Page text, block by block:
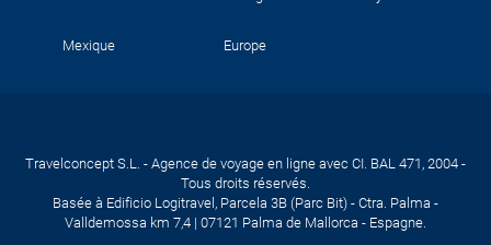
Mexique Europe
Travelconcept S.L. - Agence de voyage en ligne avec CI. BAL 471, 2004 -
Tous droits réservés.
Basée à Edificio Logitravel, Parcela 3B (Parc Bit) - Ctra. Palma -
Valldemossa km 7,4 | 07121 Palma de Mallorca - Espagne.